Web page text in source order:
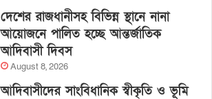
দেশের রাজধানীসহ বিভিন্ন স্থানে নানা
আয়োজনে পালিত হচ্ছে আন্তর্জাতিক
আদিবাসী দিবস
August 8, 2026
আদিবাসীদের সাংবিধানিক স্বীকৃতি ও ভূমি